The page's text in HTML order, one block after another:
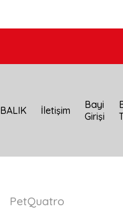
BALIK İletişim
Bayi
Girişi
PetQuatro